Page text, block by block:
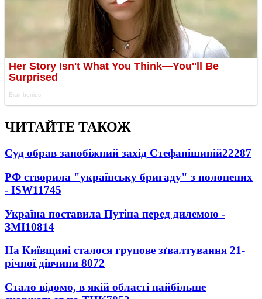
ЧИТАЙТЕ ТАКОЖ
Суд обрав запобіжний захід Стефанішиній22287
РФ створила "українську бригаду" з полонених
- ISW11745
Україна поставила Путіна перед дилемою -
ЗМІ10814
На Київщині сталося групове зґвалтування 21-
річної дівчини 8072
Стало відомо, в якій області найбільше